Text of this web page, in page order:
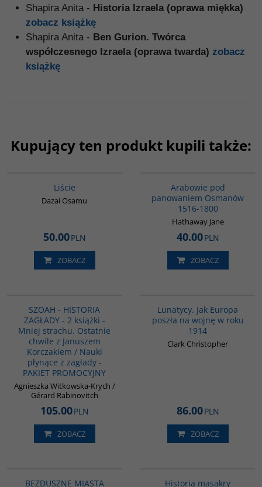
Shapira Anita - Historia Izraela (oprawa miękka)
zobacz książkę
Shapira Anita - Ben Gurion. Twórca
współczesnego Izraela (oprawa twarda) zobacz
książkę
Kupujący ten produkt kupili także:
Liście
Dazai Osamu
50.00PLN
ZOBACZ
Arabowie pod
panowaniem Osmanów
1516-1800
Hathaway Jane
40.00PLN
ZOBACZ
SZOAH - HISTORIA
ZAGŁADY - 2 książki -
Mniej strachu. Ostatnie
chwile z Januszem
Korczakiem / Nauki
płynące z zagłady -
PAKIET PROMOCYJNY
Agnieszka Witkowska-Krych /
Gérard Rabinovitch
105.00PLN
ZOBACZ
Lunatycy. Jak Europa
poszła na wojnę w roku
1914
Clark Christopher
86.00PLN
ZOBACZ
BEZDUSZNE MIASTA Historia masakry